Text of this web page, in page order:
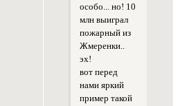
особо... но! 10
млн выиграл
пожарный из
Жмеренки..
эх!
вот перед
нами яркий
пример такой